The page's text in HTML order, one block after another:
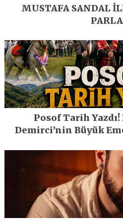
MUSTAFA SANDAL
Posof Tarih
Demirci’nin Büyük